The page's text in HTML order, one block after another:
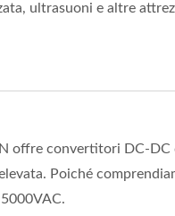
ultrasuoni e altre
offre convertitori DC-DC
Poiché